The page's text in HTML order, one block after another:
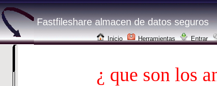
Inicio Herramientas Entrar
Fastfileshare almacen de datos seguros
¿ que son los